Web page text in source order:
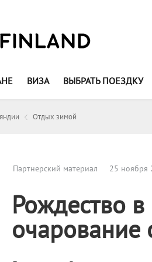
ВИЗА ВЫБРАТЬ ПОЕЗДКУ
Отдых зимой
Партнерский материал 25 ноября
Рождество
очарование